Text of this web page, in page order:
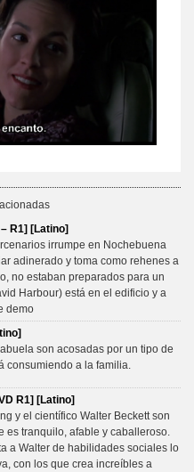
R1] [Latino]
irrumpe en Nochebuena
adinerado y toma como rehenes a
no estaban preparados para un
Harbour) está en el edificio y a
demo
son acosadas por un tipo de
consumiendo a la familia.
R1] [Latino]
y el científico Walter Beckett son
es tranquilo, afable y caballeroso.
a Walter de habilidades sociales lo
con los que crea increíbles a